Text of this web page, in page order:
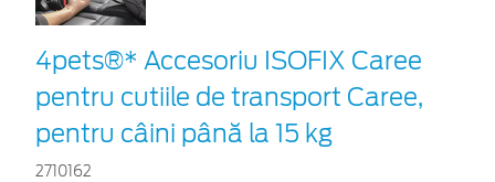
4pets®* Accesoriu ISOFIX Caree
pentru cutiile de transport Caree,
pentru câini până la 15 kg
2710162